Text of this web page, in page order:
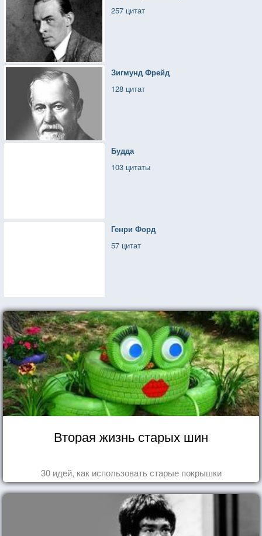
257 цитат
Зигмунд Фрейд
128 цитат
Будда
103 цитаты
Генри Форд
57 цитат
Вторая жизнь старых шин
30 идей, как использовать старые покрышки